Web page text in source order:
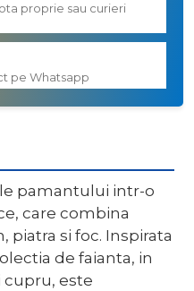
proprie sau curieri
pe Whatsapp
pamantului intr-o
care combina
si foc. Inspirata
de faianta, in
cupru, este